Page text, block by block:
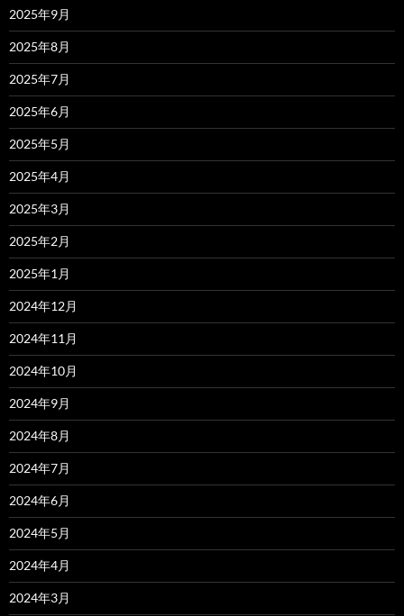
2025年9月
2025年8月
2025年7月
2025年6月
2025年5月
2025年4月
2025年3月
2025年2月
2025年1月
2024年12月
2024年11月
2024年10月
2024年9月
2024年8月
2024年7月
2024年6月
2024年5月
2024年4月
2024年3月